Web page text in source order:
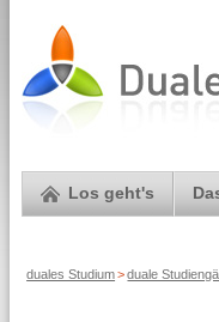
Los geht's
duales Studium> duale